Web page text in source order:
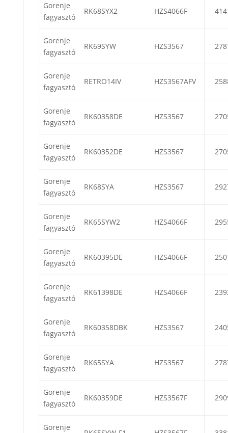
Gorenje
fagyasztó
RK68SYX2 HZS4066F
Gorenje
fagyasztó
RK69SYW HZS3567
Gorenje
fagyasztó
RETRO14IV HZS3567AFV
Gorenje
fagyasztó
RK60358DE HZS3567
Gorenje
fagyasztó
RK60352DE HZS3567
Gorenje
fagyasztó
RK68SYA HZS3567
Gorenje
fagyasztó
RK65SYW2 HZS4066F
Gorenje
fagyasztó
RK60395DE HZS4066F
Gorenje
fagyasztó
RK61398DE HZS4066F
Gorenje
fagyasztó
RK60358DBK HZS3567
Gorenje
fagyasztó
RK65SYA HZS3567
Gorenje
fagyasztó
RK60359DE HZS3567F
Gorenje